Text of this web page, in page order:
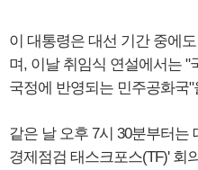
이 대통령은 대선 기간 중에
며, 이날 취임식 연설에서는 "
국정에 반영되는 민주공화국
같은 날 오후 7시 30분부터는
경제점검 태스크포스(TF)' 회